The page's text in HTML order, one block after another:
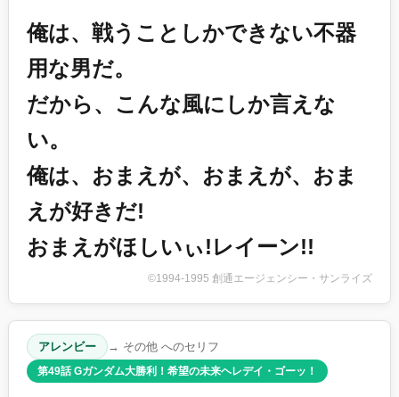
俺は、戦うことしかできない不器
用な男だ。
だから、こんな風にしか言えな
い。
俺は、おまえが、おまえが、おま
えが好きだ!
おまえがほしいぃ!レイーン!!
©1994-1995 創通エージェンシー・サンライズ
アレンビー → その他 へのセリフ
第49話 Gガンダム大勝利！希望の未来ヘレデイ・ゴーッ！